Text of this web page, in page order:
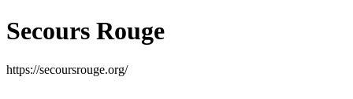
Secours Rouge
https://secoursrouge.org/